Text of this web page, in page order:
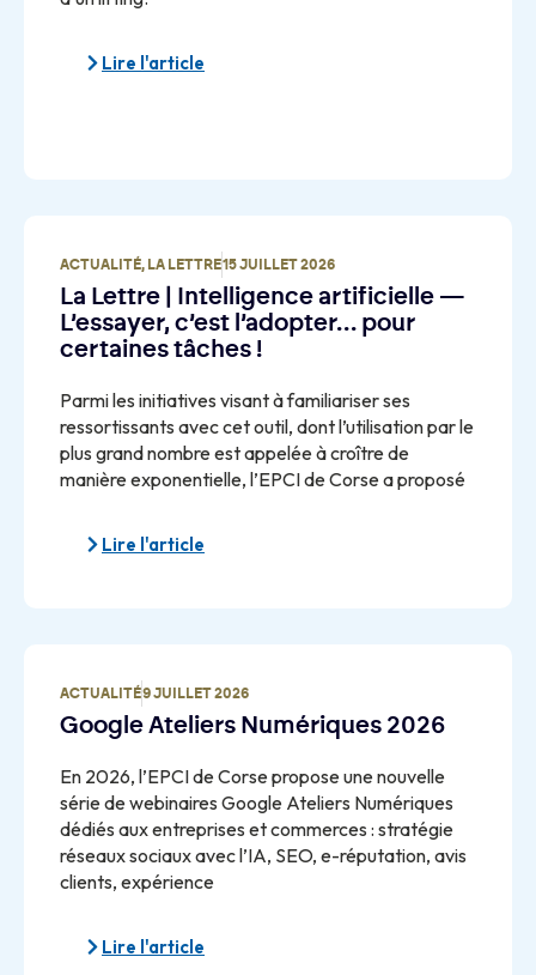
Lire l'article
ACTUALITÉ, LA LETTRE15 JUILLET 2026
La Lettre | Intelligence artificielle —
L’essayer, c’est l’adopter… pour
certaines tâches !
Parmi les initiatives visant à familiariser ses
ressortissants avec cet outil, dont l’utilisation par le
plus grand nombre est appelée à croître de
manière exponentielle, l’EPCI de Corse a proposé
Lire l'article
ACTUALITÉ9 JUILLET 2026
Google Ateliers Numériques 2026
En 2026, l’EPCI de Corse propose une nouvelle
série de webinaires Google Ateliers Numériques
dédiés aux entreprises et commerces : stratégie
réseaux sociaux avec l’IA, SEO, e-réputation, avis
clients, expérience
Lire l'article